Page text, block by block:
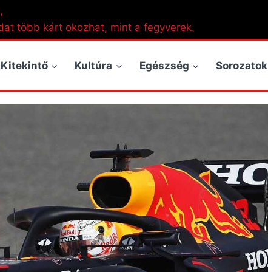
több kárt okozhat, mint a fegyverek.
Kitekintő Kultúra Egészség Sorozatok